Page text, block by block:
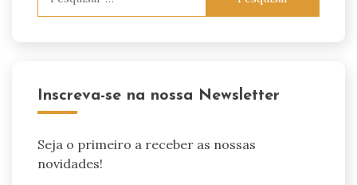
Inscreva-se na nossa Newsletter
Seja o primeiro a receber as nossas
novidades!